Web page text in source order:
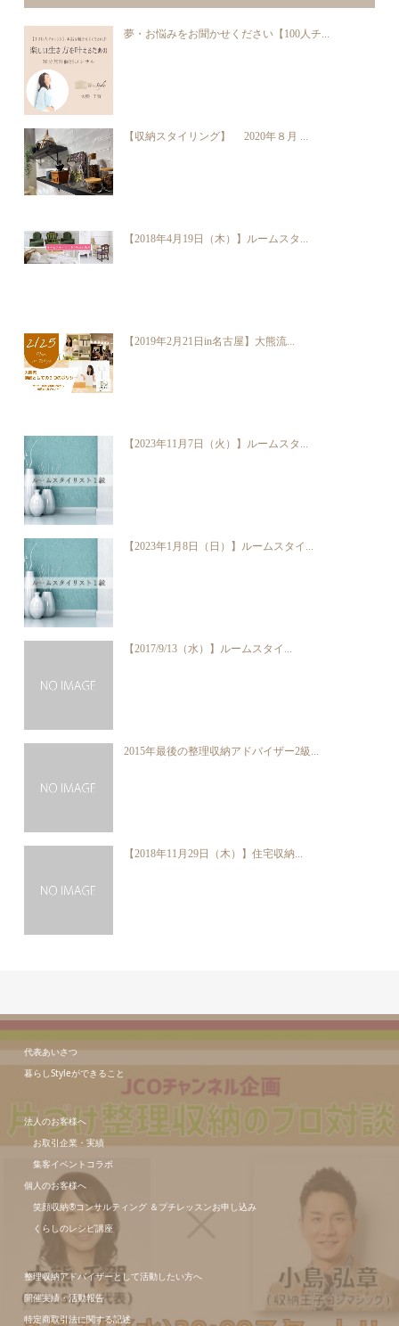
夢・お悩みをお聞かせください【100人チ...
【収納スタイリング】 2020年８月 ...
【2018年4月19日（木）】ルームスタ...
【2019年2月21日in名古屋】大熊流...
【2023年11月7日（火）】ルームスタ...
【2023年1月8日（日）】ルームスタイ...
【2017/9/13（水）】ルームスタイ...
2015年最後の整理収納アドバイザー2級...
【2018年11月29日（木）】住宅収納...
代表あいさつ
暮らしStyleができること
法人のお客様へ
お取引企業・実績
集客イベントコラボ
個人のお客様へ
笑顔収納®コンサルティング ＆プチレッスンお申し込み
くらしのレシピ講座
整理収納アドバイザーとして活動したい方へ
開催実績・活動報告
特定商取引法に関する記述